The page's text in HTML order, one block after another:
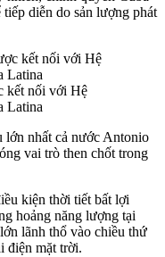
diễn do sản lượng phát
kết nối với Hệ
Latina
lớn nhất cả nước Antonio
vai trò then chốt trong
kiện thời tiết bất lợi
hoảng năng lượng tại
lãnh thổ vào chiều thứ
điện mặt trời.